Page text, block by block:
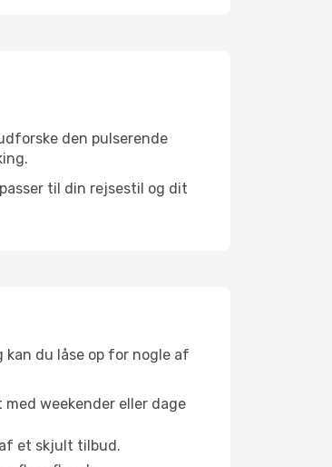
den pulserende
til din rejsestil og dit
du låse op for nogle af
weekender eller dage
et skjult tilbud.